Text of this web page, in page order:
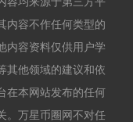
内容不作任何类型的
内容资料仅供用户学
其他领域的建议和依
在本网站发布的任何
。万星币圈网不对任